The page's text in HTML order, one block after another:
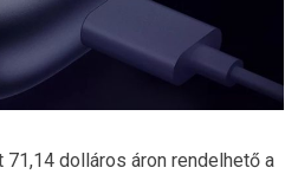
71,14 dolláros áron rendelhető a